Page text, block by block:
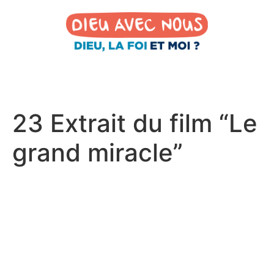
23 Extrait du film “Le
grand miracle”